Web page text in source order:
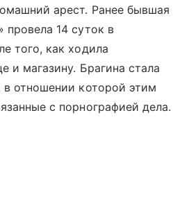
арест. Ранее бывшая
провела 14 суток в
того, как ходила
и магазину. Брагина стала
в отношении которой этим
с порнографией дела.